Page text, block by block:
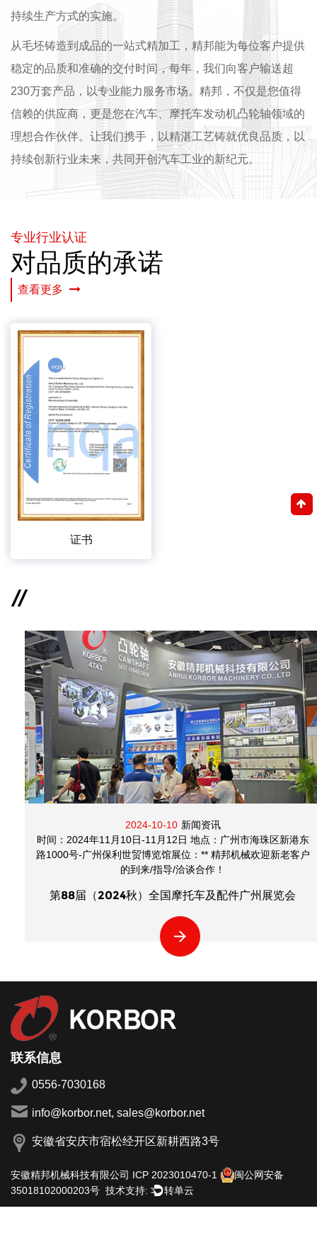
持续生产方式的实施。
从毛坯铸造到成品的一站式精加工，精邦能为每位客户提供
稳定的品质和准确的交付时间，每年，我们向客户输送超
230万套产品，以专业能力服务市场。精邦，不仅是您值得
信赖的供应商，更是您在汽车、摩托车发动机凸轮轴领域的
理想合作伙伴。让我们携手，以精湛工艺铸就优良品质，以
持续创新行业未来，共同开创汽车工业的新纪元。
专业行业认证
对品质的承诺
查看更多
证书
//
2024-10-10 新闻资讯
时间：2024年11月10日-11月12日 地点：广州市海珠区新港东
路1000号-广州保利世贸博览馆展位：** 精邦机械欢迎新老客户
的到来/指导/洽谈合作！
第88届（2024秋）全国摩托车及配件广州展览会
联系信息
0556-7030168
info@korbor.net, sales@korbor.net
安徽省安庆市宿松经开区新耕西路3号
安徽精邦机械科技有限公司 ICP 2023010470-1
闽公网安备
35018102000203号 技术支持: 转单云